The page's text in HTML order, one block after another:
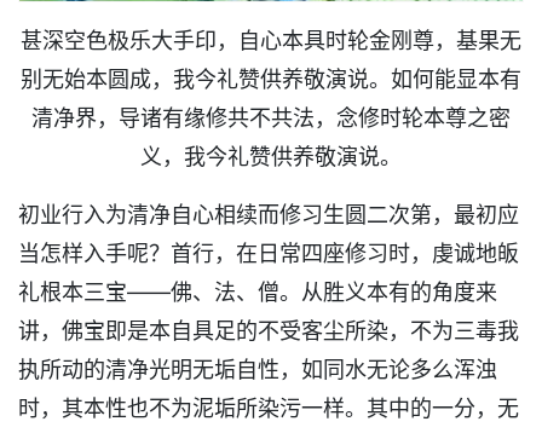
甚深空色极乐大手印，自心本具时轮金刚尊，基果无
别无始本圆成，我今礼赞供养敬演说。如何能显本有
清净界，导诸有缘修共不共法，念修时轮本尊之密
义，我今礼赞供养敬演说。
初业行入为清净自心相续而修习生圆二次第，最初应
当怎样入手呢？首行，在日常四座修习时，虔诚地皈
礼根本三宝——佛、法、僧。从胜义本有的角度来
讲，佛宝即是本自具足的不受客尘所染，不为三毒我
执所动的清净光明无垢自性，如同水无论多么浑浊
时，其本性也不为泥垢所染污一样。其中的一分，无